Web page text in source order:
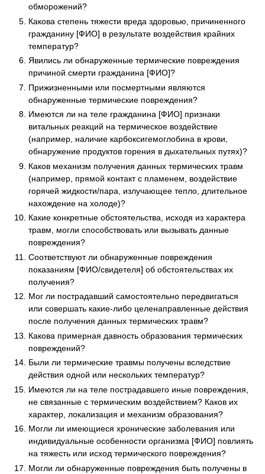
обморожений?
Какова степень тяжести вреда здоровью, причиненного
гражданину [ФИО] в результате воздействия крайних
температур?
Явились ли обнаруженные термические повреждения
причиной смерти гражданина [ФИО]?
Прижизненными или посмертными являются
обнаруженные термические повреждения?
Имеются ли на теле гражданина [ФИО] признаки
витальных реакций на термическое воздействие
(например, наличие карбоксигемоглобина в крови,
обнаружение продуктов горения в дыхательных путях)?
Каков механизм получения данных термических травм
(например, прямой контакт с пламенем, воздействие
горячей жидкости/пара, излучающее тепло, длительное
нахождение на холоде)?
Какие конкретные обстоятельства, исходя из характера
травм, могли способствовать или вызывать данные
повреждения?
Соответствуют ли обнаруженные повреждения
показаниям [ФИО/свидетеля] об обстоятельствах их
получения?
Мог ли пострадавший самостоятельно передвигаться
или совершать какие-либо целенаправленные действия
после получения данных термических травм?
Какова примерная давность образования термических
повреждений?
Были ли термические травмы получены вследствие
действия одной или нескольких температур?
Имеются ли на теле пострадавшего иные повреждения,
не связанные с термическим воздействием? Каков их
характер, локализация и механизм образования?
Могли ли имеющиеся хронические заболевания или
индивидуальные особенности организма [ФИО] повлиять
на тяжесть или исход термического повреждения?
Могли ли обнаруженные повреждения быть получены в